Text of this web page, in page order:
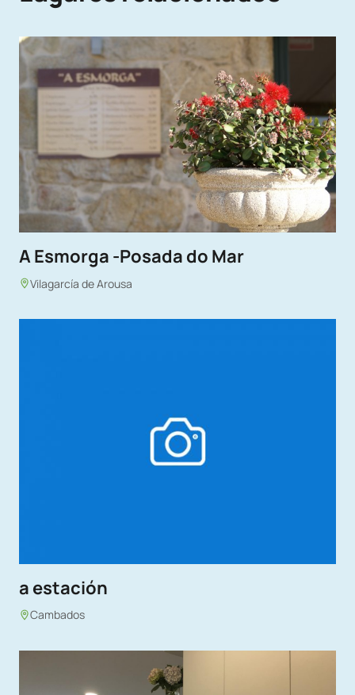
A Esmorga -Posada do Mar
Vilagarcía de Arousa
a estación
Cambados